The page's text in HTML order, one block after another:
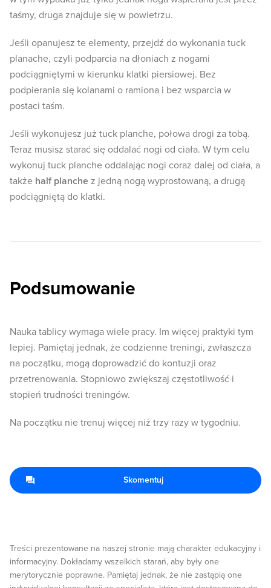
taśmy, druga znajduje się w powietrzu.
Jeśli opanujesz te elementy, przejdź do wykonania tuck
planache, czyli podparcia na dłoniach z nogami
podciągniętymi w kierunku klatki piersiowej. Bez
podpierania się kolanami o ramiona i bez wsparcia w
postaci taśm.
Jeśli wykonujesz już tuck planche, połowa drogi za tobą.
Teraz musisz starać się oddalać nogi od ciała. W tym celu
wykonuj tuck planche oddalając nogi coraz dalej od ciała, a
także half planche z jedną nogą wyprostowaną, a drugą
podciągniętą do klatki.
Podsumowanie
Nauka tablicy wymaga wiele pracy. Im więcej praktyki tym
lepiej. Pamiętaj jednak, że codzienne treningi, zwłaszcza
na początku, mogą doprowadzić do kontuzji oraz
przetrenowania. Stopniowo zwiększaj częstotliwość i
stopień trudności treningów.
Na początku nie trenuj więcej niż trzy razy w tygodniu.
Treści prezentowane na naszej stronie mają charakter edukacyjny i
informacyjny. Dokładamy wszelkich starań, aby były one
merytorycznie poprawne. Pamiętaj jednak, że nie zastąpią one
Skomentuj